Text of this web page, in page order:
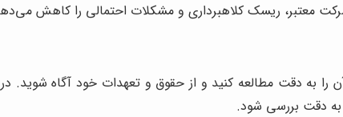
معتبر، ریسک کلاهبرداری و مشکلات احتمالی را کاهش
را به دقت مطالعه کنید و از حقوق و تعهدات خود آگاه شوید.
دقت بررسی شود.